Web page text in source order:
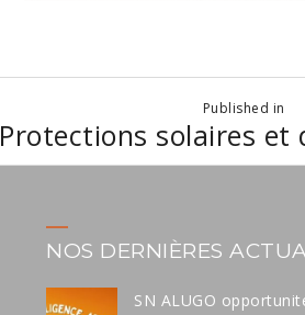
Published in
Protections solaires et
NOS DERNIÈRES
SN ALUGO